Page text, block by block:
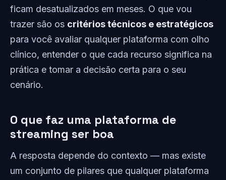
ficam desatualizados em meses. O que vou
trazer são os critérios técnicos e estratégicos
para você avaliar qualquer plataforma com olho
clínico, entender o que cada recurso significa na
prática e tomar a decisão certa para o seu
cenário.
O que faz uma plataforma de
streaming ser boa
A resposta depende do contexto — mas existe
um conjunto de pilares que qualquer plataforma